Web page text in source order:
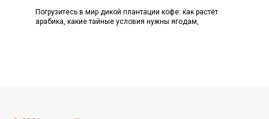
Погрузитесь в мир дикой плантации кофе: как растёт
арабика, какие тайные условия нужны ягодам,